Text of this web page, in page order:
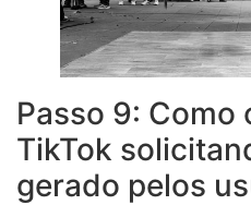
Passo 9: Como
TikTok
gerado pelos